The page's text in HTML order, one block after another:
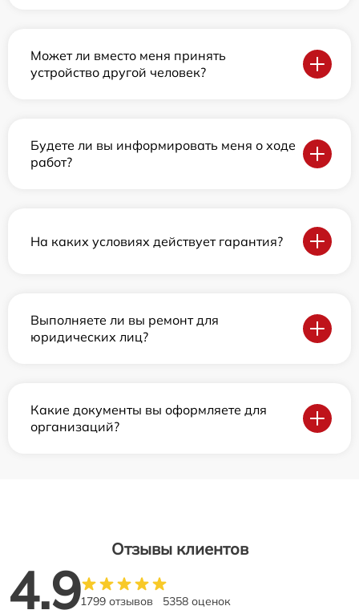
Может ли вместо меня принять
устройство другой человек?
Будете ли вы информировать меня о ходе
работ?
На каких условиях действует гарантия?
Выполняете ли вы ремонт для
юридических лиц?
Какие документы вы оформляете для
организаций?
Отзывы клиентов
4.91799 отзывов 5358 оценок